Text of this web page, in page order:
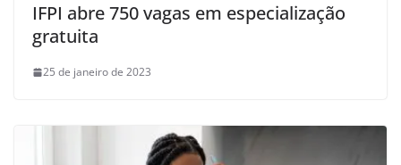
IFPI abre 750 vagas em especialização
gratuita
25 de janeiro de 2023